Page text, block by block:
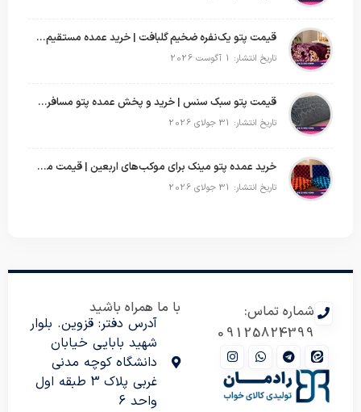
قیمت پتو یک‌نفره ضخیم گلبافت | خرید عمده مستقیم با بهترین قیمت
تاریخ انتشار: 1 آگوست 2026
قیمت پتو سبک سنس | خرید و پخش عمده پتو مسافرتی Sense
تاریخ انتشار: 31 جولای 2026
خرید عمده پتو مینک برای موکب‌های اربعین | قیمت مناسب و ارسال سریع
تاریخ انتشار: 31 جولای 2026
شماره تماس:
09125824399
با ما همراه باشید
آدرس دفتر: قزوین. بلوار
شهید بابایی خیابان
دانشگاه کوچه مدنی
غربی پلاک 3 طبقه اول
واحد 6